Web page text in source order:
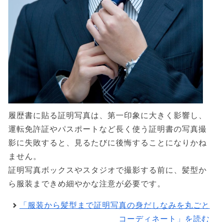
履歴書に貼る証明写真は、第一印象に大きく影響し、
運転免許証やパスポートなど長く使う証明書の写真撮
影に失敗すると、見るたびに後悔することになりかね
ません。
証明写真ボックスやスタジオで撮影する前に、髪型か
ら服装まできめ細やかな注意が必要です。
「服装から髪型まで証明写真の身だしなみを丸ごと
コーディネート」を読む